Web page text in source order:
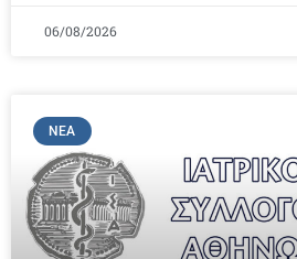
06/08/2026
ΝΈΑ